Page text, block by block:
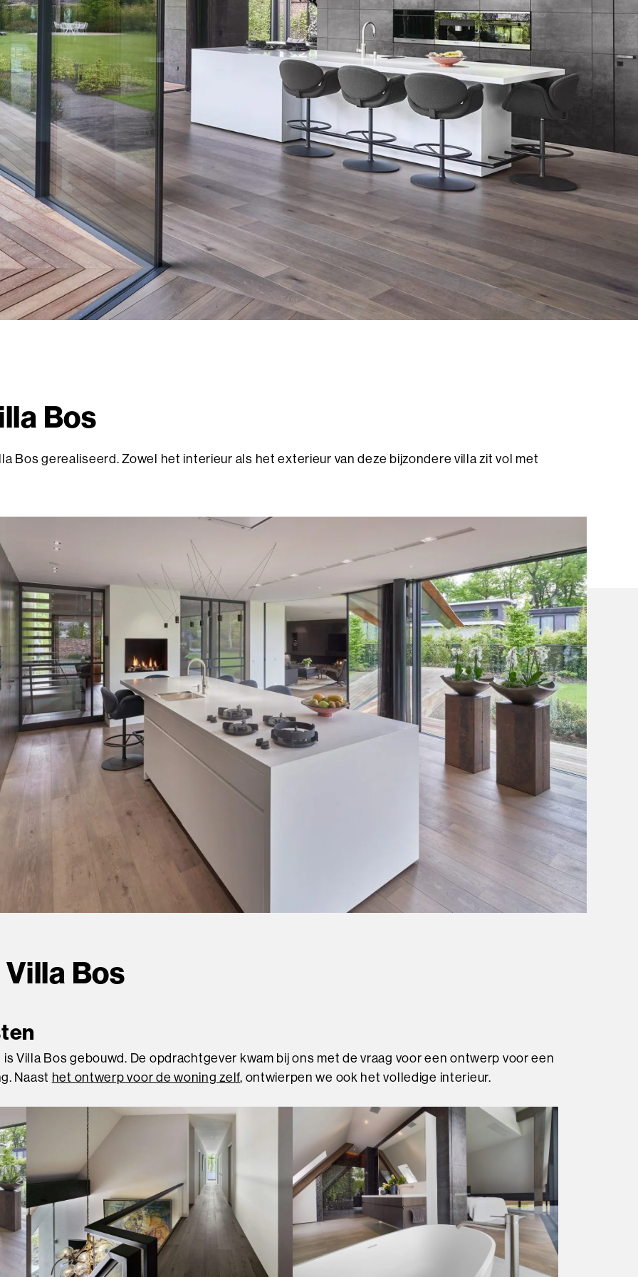
Bos
Bos gerealiseerd. Zowel het interieur als het exterieur van deze bijzondere villa zit vol met
Bos
Villa Bos gebouwd. De opdrachtgever kwam bij ons met de vraag voor een ontwerp voor een
Naast het ontwerp voor de woning zelf, ontwierpen we ook het volledige interieur.